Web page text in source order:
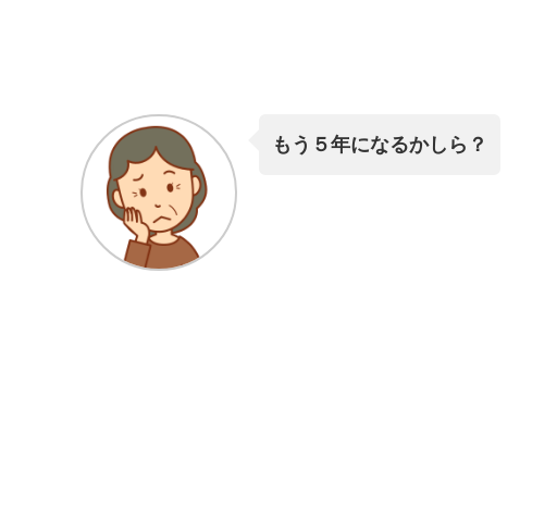
もう５年になるかしら？